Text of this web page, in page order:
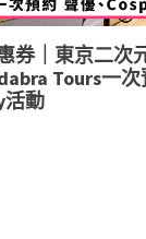
券｜東京二次
Tours一次
活動